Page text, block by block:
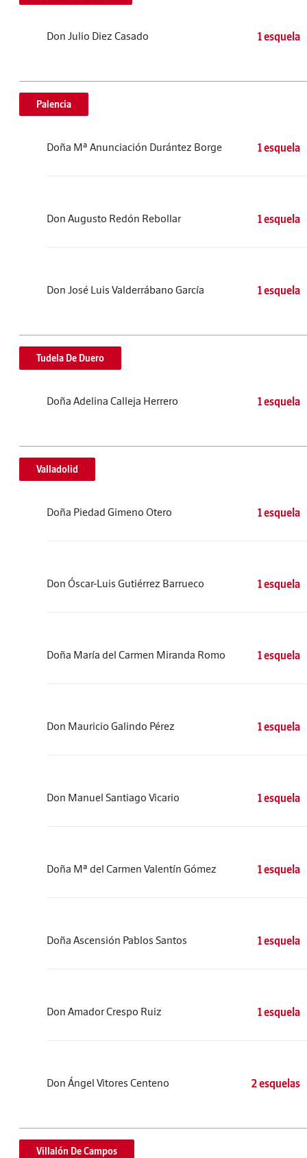
Don Julio Diez Casado 1 esquela
Palencia
Doña Mª Anunciación Durántez Borge 1 esquela
Don Augusto Redón Rebollar 1 esquela
Don José Luis Valderrábano García 1 esquela
Tudela De Duero
Doña Adelina Calleja Herrero 1 esquela
Valladolid
Doña Piedad Gimeno Otero 1 esquela
Don Óscar-Luis Gutiérrez Barrueco 1 esquela
Doña María del Carmen Miranda Romo 1 esquela
Don Mauricio Galindo Pérez 1 esquela
Don Manuel Santiago Vicario 1 esquela
Doña Mª del Carmen Valentín Gómez 1 esquela
Doña Ascensión Pablos Santos 1 esquela
Don Amador Crespo Ruiz 1 esquela
Don Ángel Vitores Centeno 2 esquelas
Villalón De Campos